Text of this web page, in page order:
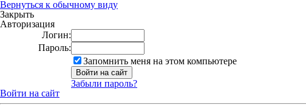
Вернуться к обычному виду
Закрыть
Авторизация
Логин:
Пароль:
Запомнить меня на этом компьютере
Забыли пароль?
Войти на сайт